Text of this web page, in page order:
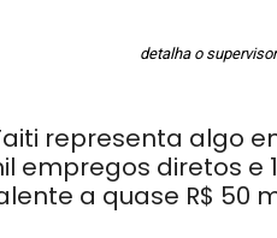
detalha o
representa algo
empregos diretos e
a quase R$ 50